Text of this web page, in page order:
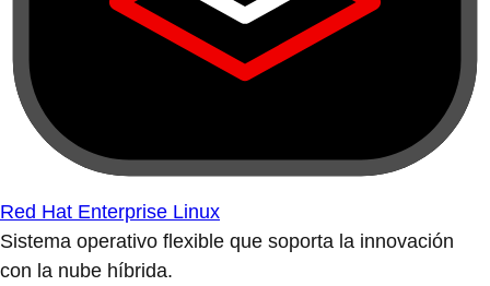
Red Hat Enterprise Linux
Sistema operativo flexible que soporta la innovación
con la nube híbrida.